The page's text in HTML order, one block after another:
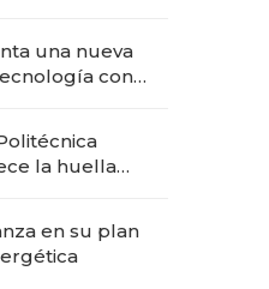
una nueva
con
la huella
en su plan